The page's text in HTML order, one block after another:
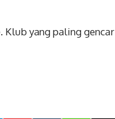
Klub yang paling gencar